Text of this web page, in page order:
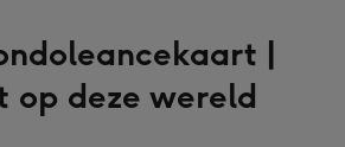
|
op deze wereld